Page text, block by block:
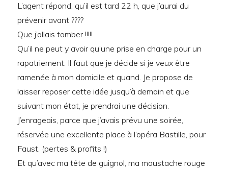
L’agent répond, qu’il est tard 22 h, que j’aurai du
prévenir avant ????
Que j’allais tomber !!!!!
Qu’il ne peut y avoir qu’une prise en charge pour un
rapatriement. Il faut que je décide si je veux être
ramenée à mon domicile et quand. Je propose de
laisser reposer cette idée jusqu’à demain et que
suivant mon état, je prendrai une décision.
J’enrageais, parce que j’avais prévu une soirée,
réservée une excellente place à l’opéra Bastille, pour
Faust. (pertes & profits !)
Et qu’avec ma tête de guignol, ma moustache rouge